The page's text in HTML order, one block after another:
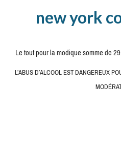
new york
Le tout pour la modique somme de
L’ABUS D’ALCOOL EST DANGEREUX